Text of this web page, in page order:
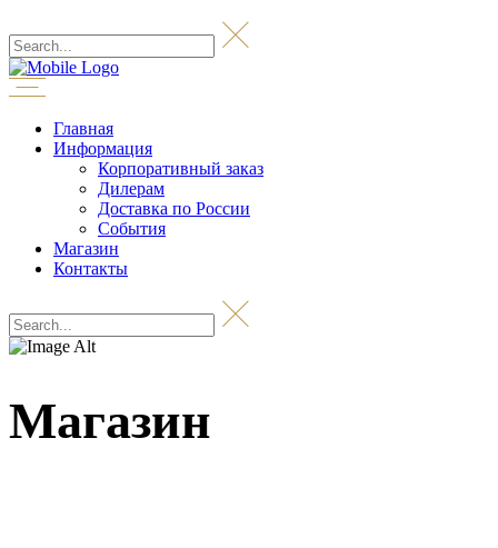
Главная
Информация
Корпоративный заказ
Дилерам
Доставка по России
События
Магазин
Контакты
Магазин